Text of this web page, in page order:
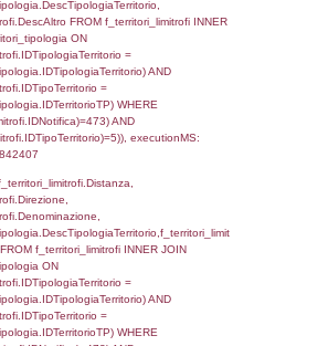
SELECT el_regioni.Regione,
INNER JOIN ((el_comuni INNER
el_comuni.IstProvincia =
JOIN el_regioni ON
ON
WHERE
executionMS:
SELECT el_regioni.Regione,
INNER JOIN ((el_comuni
ON el_comuni.IstProvincia =